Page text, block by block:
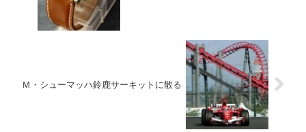
Ｍ・シューマッハ鈴鹿サーキットに散る